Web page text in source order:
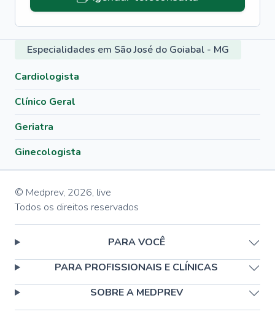
Especialidades em São José do Goiabal - MG
Cardiologista
Clínico Geral
Geriatra
Ginecologista
© Medprev, 2026, live
Todos os direitos reservados
PARA VOCÊ
PARA PROFISSIONAIS E CLÍNICAS
SOBRE A MEDPREV